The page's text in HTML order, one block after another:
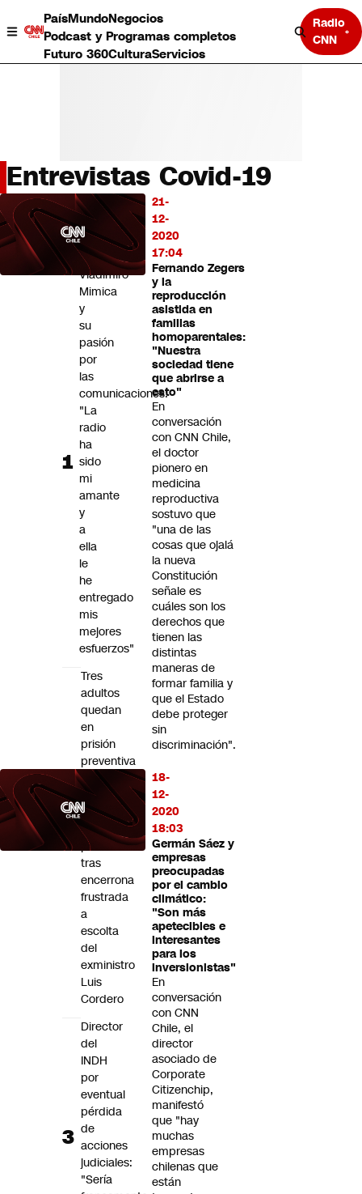
PaísMundoNegocios
Podcast y Programas completos
Futuro 360CulturaServicios
Radio
CNN
País
Mundo
Negocios
Deportes
Programas completos
CNN tiempo
Entrevistas Covid-19
21-
12-
2020
17:04
Fernando Zegers
y la
reproducción
asistida en
familias
homoparentales:
"Nuestra
sociedad tiene
que abrirse a
esto"
En
conversación
con CNN Chile,
el doctor
pionero en
medicina
reproductiva
sostuvo que
"una de las
cosas que ojalá
la nueva
Constitución
señale es
cuáles son los
derechos que
tienen las
distintas
maneras de
formar familia y
que el Estado
debe proteger
sin
discriminación".
18-
12-
2020
18:03
Germán Sáez y
empresas
preocupadas
por el cambio
climático:
"Son más
apetecibles e
interesantes
para los
inversionistas"
En
conversación
con CNN
Chile, el
director
asociado de
Corporate
Citizenchip,
manifestó
que "hay
muchas
empresas
chilenas que
están
LO
MÁS
LEÍDO
Vladimiro
Mimica
y
su
pasión
por
las
comunicaciones:
"La
radio
ha
sido
mi
amante
y
a
ella
le
he
entregado
mis
mejores
esfuerzos"
Tres
adultos
quedan
en
prisión
preventiva
y
adolescente
en
internación
provisoria
tras
encerrona
frustrada
a
escolta
del
exministro
Luis
Cordero
Director
del
INDH
por
eventual
pérdida
de
acciones
judiciales:
"Sería